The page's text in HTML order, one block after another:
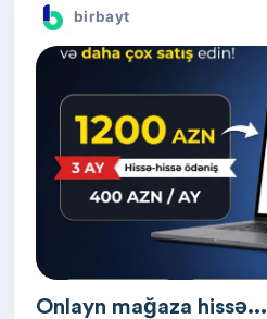
birbayt
Onlayn mağaza hissə...